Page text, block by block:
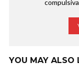
YOU MAY ALSO